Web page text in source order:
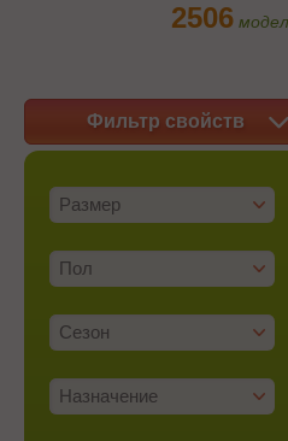
2506
Фильтр свойств
Размер
Пол
Сезон
Назначение